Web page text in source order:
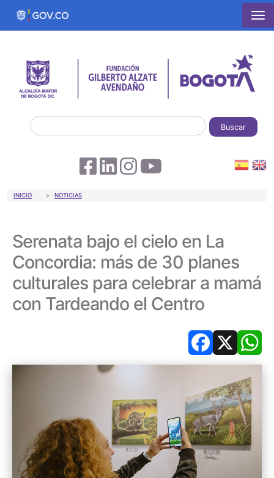
Pasar al contenido principal
Buscar
Sobrescribir enlaces de ayuda a la
INICIO NOTICIAS
Serenata bajo el cielo en La
Concordia: más de 30 planes
culturales para celebrar a mamá
con Tardeando el Centro
Facebook
X